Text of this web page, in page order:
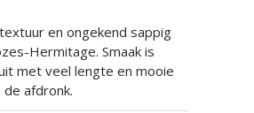
en ongekend sappig
Hermitage. Smaak is
met veel lengte en mooie
de afdronk.